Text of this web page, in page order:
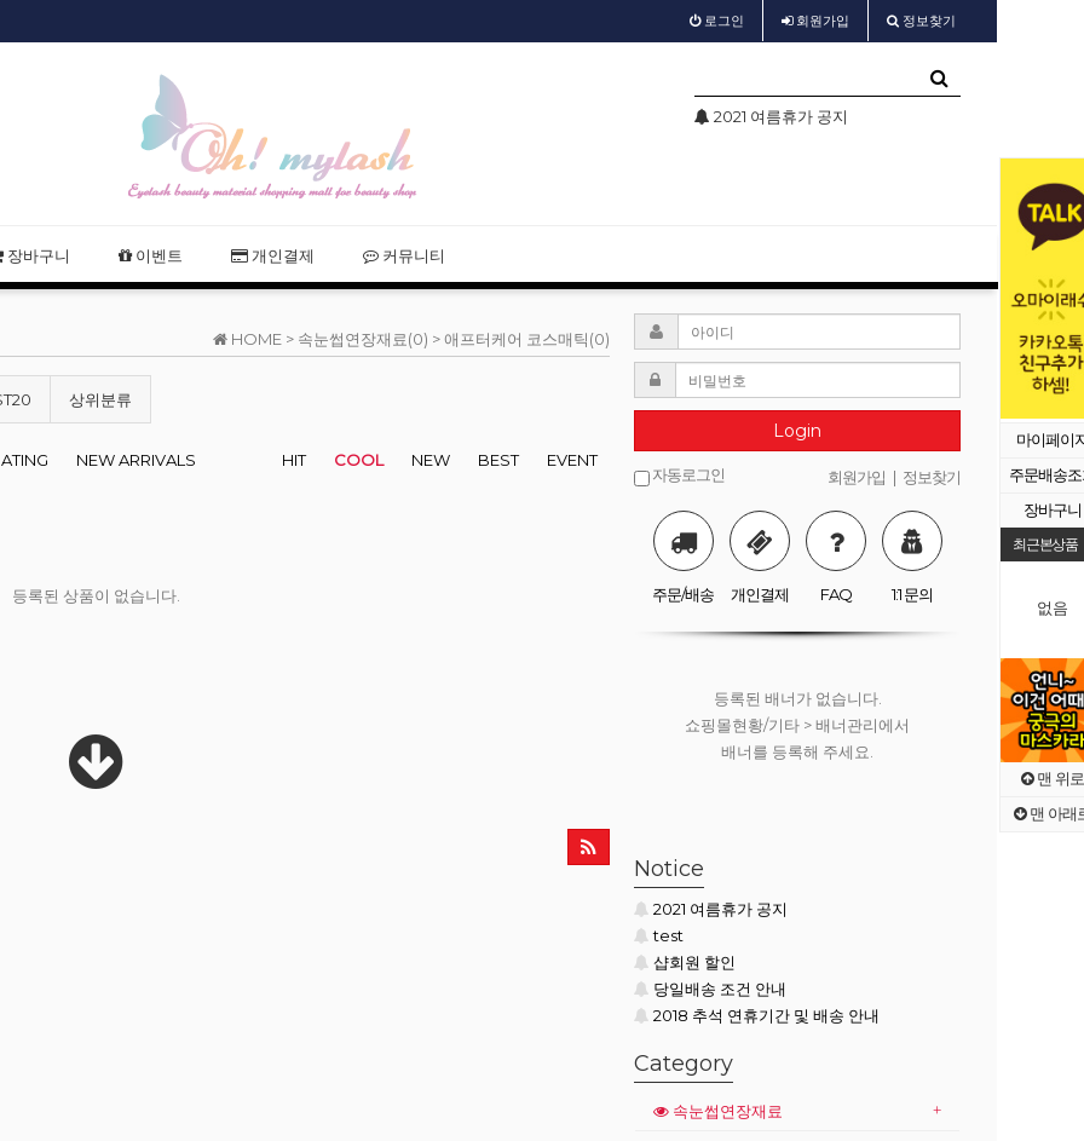
마이페이
주문배송
장바구니
최근본상품
없음
맨 위로
맨 아래
로그인 회원가입 정보찾기
2021 여름휴가 공지
장바구니 이벤트 개인결제 커뮤니티
HOME > 속눈썹연장재료(0) >애프터케어 코스매틱(0)
상위분류
NEW ARRIVALS HIT COOL NEW BEST EVENT
등록된 상품이 없습니다.
Login
자동로그인 회원가입 | 정보찾기
주문/배송 개인결제 FAQ 1:1 문의
등록된 배너가 없습니다.
쇼핑몰현황/기타 > 배너관리에서
배너를 등록해 주세요.
등록된 배너가 없습니다.
쇼핑몰현황/기타 > 배너관리에서
배너를 등록해 주세요.
쇼핑몰현황/기타 > 배너관리에서
배너를 등록해 주세요.
Notice
2021 여름휴가 공지
test
샵회원 할인
당일배송 조건 안내
2018 추석 연휴기간 및 배송 안내
Category
속눈썹연장재료